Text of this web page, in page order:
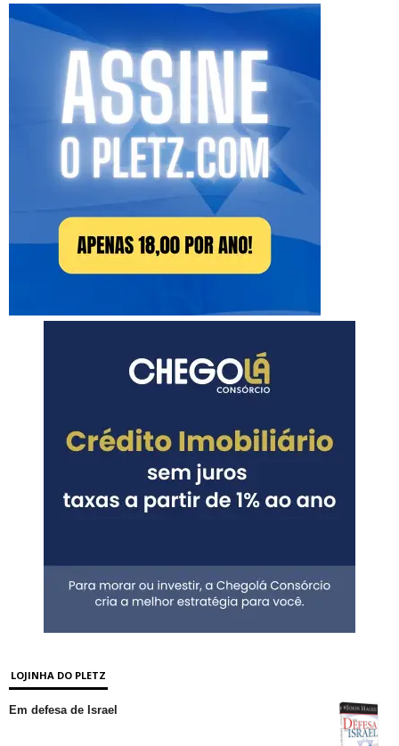
LOJINHA DO PLETZ
Em defesa de Israel